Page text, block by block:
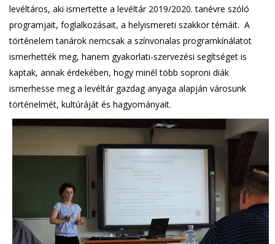
levéltáros, aki ismertette a levéltár 2019/2020. tanévre szóló
programjait, foglalkozásait, a helyismereti szakkör témáit. A
történelem tanárok nemcsak a színvonalas programkínálatot
ismerhették meg, hanem gyakorlati-szervezési segítséget is
kaptak, annak érdekében, hogy minél több soproni diák
ismerhesse meg a levéltár gazdag anyaga alapján városunk
történelmét, kultúráját és hagyományait.